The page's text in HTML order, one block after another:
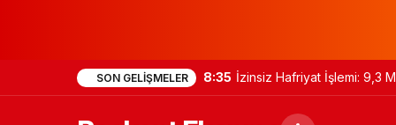
SON GELIŞMELER 8:35 İzinsiz Hafriyat İşlemi: 9,3